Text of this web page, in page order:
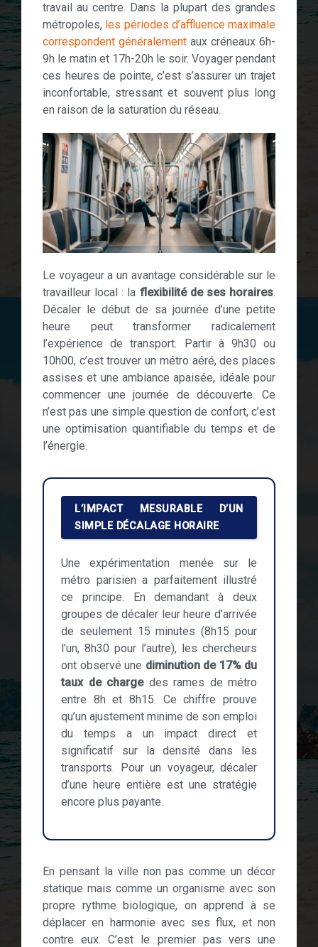
travail au centre. Dans la plupart des grandes
métropoles, les périodes d’affluence maximale
correspondent généralement aux créneaux 6h-
9h le matin et 17h-20h le soir. Voyager pendant
ces heures de pointe, c’est s’assurer un trajet
inconfortable, stressant et souvent plus long
en raison de la saturation du réseau.
Le voyageur a un avantage considérable sur le
travailleur local : la flexibilité de ses horaires.
Décaler le début de sa journée d’une petite
heure peut transformer radicalement
l’expérience de transport. Partir à 9h30 ou
10h00, c’est trouver un métro aéré, des places
assises et une ambiance apaisée, idéale pour
commencer une journée de découverte. Ce
n’est pas une simple question de confort, c’est
une optimisation quantifiable du temps et de
l’énergie.
L’IMPACT MESURABLE D’UN
SIMPLE DÉCALAGE HORAIRE
Une expérimentation menée sur le
métro parisien a parfaitement illustré
ce principe. En demandant à deux
groupes de décaler leur heure d’arrivée
de seulement 15 minutes (8h15 pour
l’un, 8h30 pour l’autre), les chercheurs
ont observé une diminution de 17% du
taux de chargedes rames de métro
entre 8h et 8h15. Ce chiffre prouve
qu’un ajustement minime de son emploi
du temps a un impact direct et
significatif sur la densité dans les
transports. Pour un voyageur, décaler
d’une heure entière est une stratégie
encore plus payante.
En pensant la ville non pas comme un décor
statique mais comme un organisme avec son
propre rythme biologique, on apprend à se
déplacer en harmonie avec ses flux, et non
contre eux. C’est le premier pas vers une